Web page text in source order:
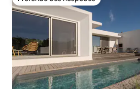
Preferido dos hóspedes